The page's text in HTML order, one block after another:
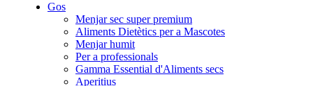
Gos
Menjar sec super premium
Aliments Dietètics per a Mascotes
Menjar humit
Per a professionals
Gamma Essential d'Aliments secs
Aperitius